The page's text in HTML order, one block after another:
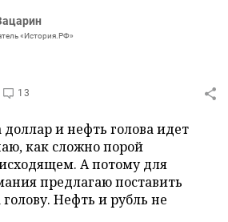
«История.РФ»
13
и нефть голова идет
как сложно порой
А потому для
предлагаю поставить
Нефть и рубль не